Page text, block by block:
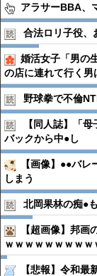
アラサーBBA、
合法ロリ子役、
婚活女子「男の
の店に連れて行く男
野球拳で不倫
【同人誌】「
バックから中●︎し
【画像】●●バ
しまう
北岡果林の痴●︎
【超画像】邦画
ｗｗｗｗｗｗｗｗｗ
【悲報】令和